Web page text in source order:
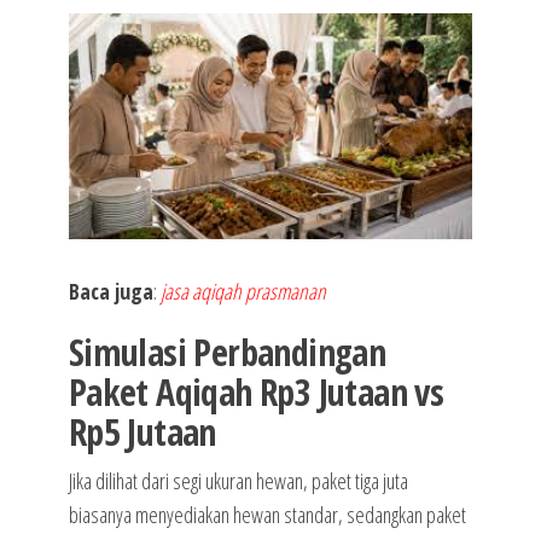
Baca juga: jasa aqiqah prasmanan
Simulasi Perbandingan
Paket Aqiqah Rp3 Jutaan vs
Rp5 Jutaan
Jika dilihat dari segi ukuran hewan, paket tiga juta
biasanya menyediakan hewan standar, sedangkan paket